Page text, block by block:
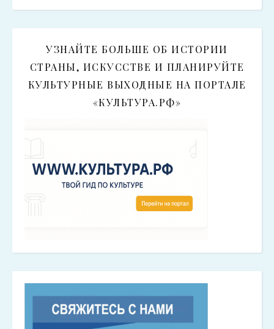
УЗНАЙТЕ БОЛЬШЕ ОБ ИСТОРИИ
СТРАНЫ, ИСКУССТВЕ И ПЛАНИРУЙТЕ
КУЛЬТУРНЫЕ ВЫХОДНЫЕ НА ПОРТАЛЕ
«КУЛЬТУРА.РФ»